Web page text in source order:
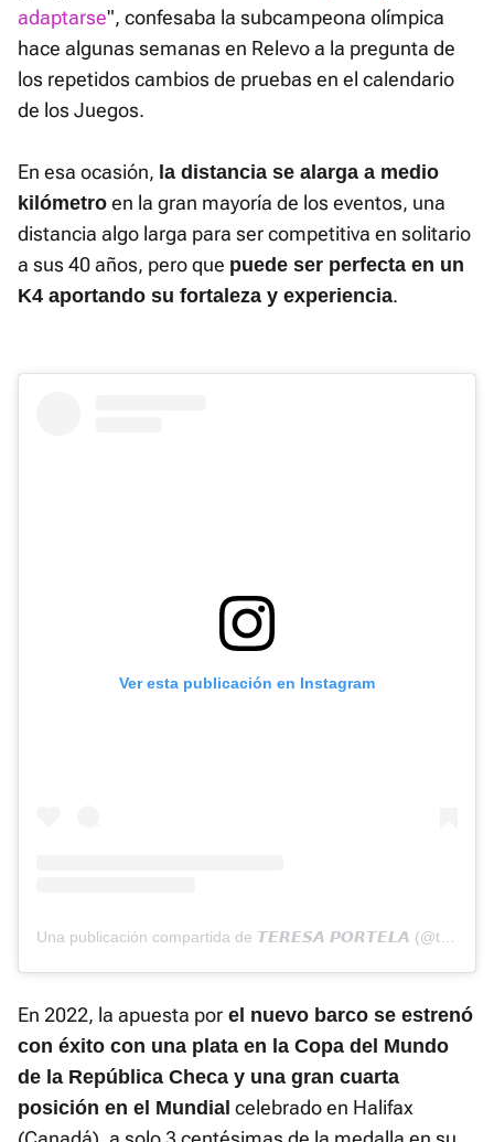
adaptarse", confesaba la subcampeona olímpica
hace algunas semanas en Relevo a la pregunta de
los repetidos cambios de pruebas en el calendario
de los Juegos.
En esa ocasión, la distancia se alarga a medio
kilómetro en la gran mayoría de los eventos, una
distancia algo larga para ser competitiva en solitario
a sus 40 años, pero que puede ser perfecta en un
K4 aportando su fortaleza y experiencia.
Ver esta publicación en Instagram
Una publicación compartida de 𝙏𝙀𝙍𝙀𝙎𝘼 𝙋𝙊𝙍𝙏𝙀𝙇𝘼 (@teriportela)
En 2022, la apuesta por el nuevo barco se estrenó
con éxito con una plata en la Copa del Mundo
de la República Checa y una gran cuarta
posición en el Mundial celebrado en Halifax